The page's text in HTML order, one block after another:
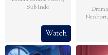
Sub Indo
Watch
Netshort,